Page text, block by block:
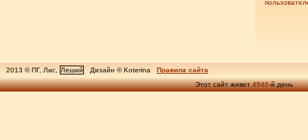
2013 © ПГ, Лис, Леший Дизайн © Koterina
Правила сайта
Этот сайт живет4940-й день